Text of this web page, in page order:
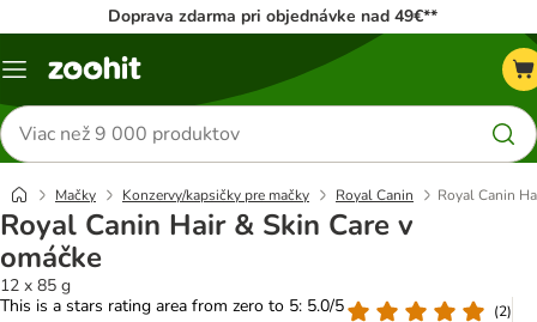
Doprava zdarma pri objednávke nad 49€**
Kategórie
Hľadať
produkty
Mačky Konzervy/kapsičky pre mačky Royal Canin Royal Canin
Royal Canin Hair & Skin Care v
omáčke
12 x 85 g
This is a stars rating area from zero to 5: 5.0/5
(2)